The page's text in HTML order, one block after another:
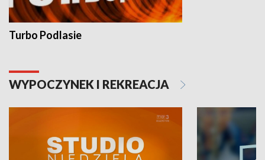
Turbo Podlasie
WYPOCZYNEK I REKREACJA